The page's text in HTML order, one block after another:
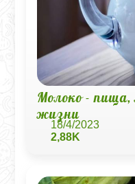
Молоко - пища,
жизни
18/4/2023
2,88K